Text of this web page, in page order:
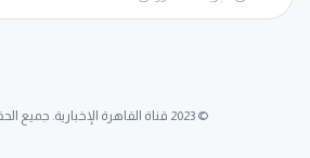
© 2023 قناة القاهرة الإخبارية. جميع الحقوق محفوظة.